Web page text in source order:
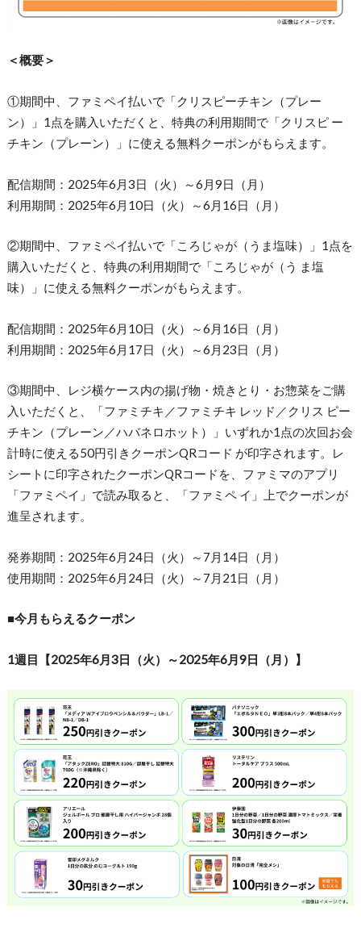
＜概要＞
①期間中、ファミペイ払いで「クリスピーチキン（プレー
ン）」1点を購入いただくと、特典の利用期間で「クリスピ ー
チキン（プレーン）」に使える無料クーポンがもらえます。
配信期間：2025年6月3日（火）～6月9日（月）
利用期間：2025年6月10日（火）～6月16日（月）
②期間中、ファミペイ払いで「ころじゃが（うま塩味）」1点を
購入いただくと、特典の利用期間で「ころじゃが（う ま塩
味）」に使える無料クーポンがもらえます。
配信期間：2025年6月10日（火）～6月16日（月）
利用期間：2025年6月17日（火）～6月23日（月）
③期間中、レジ横ケース内の揚げ物・焼きとり・お惣菜をご購
入いただくと、「ファミチキ／ファミチキ レッド／クリス ピー
チキン（プレーン／ハバネロホット）」いずれか1点の次回お会
計時に使える50円引きクーポンQRコード が印字されます。レ
シートに印字されたクーポンQRコードを、ファミマのアプリ
「ファミペイ」で読み取ると、「ファミペ イ」上でクーポンが
進呈されます。
発券期間：2025年6月24日（火）～7月14日（月）
使用期間：2025年6月24日（火）～7月21日（月）
■今月もらえるクーポン
1週目【2025年6月3日（火）～2025年6月9日（月）】